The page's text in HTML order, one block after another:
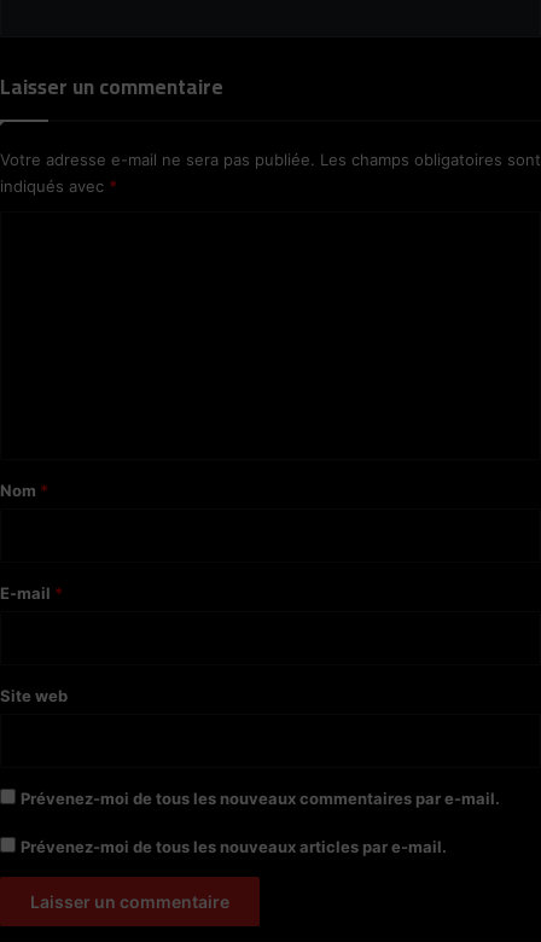
Laisser un commentaire
Votre adresse e-mail ne sera pas publiée. Les champs obligatoires sont
indiqués avec *
a
e
Nom *
E-mail *
Site web
Prévenez-moi de tous les nouveaux commentaires par e-mail.
Prévenez-moi de tous les nouveaux articles par e-mail.